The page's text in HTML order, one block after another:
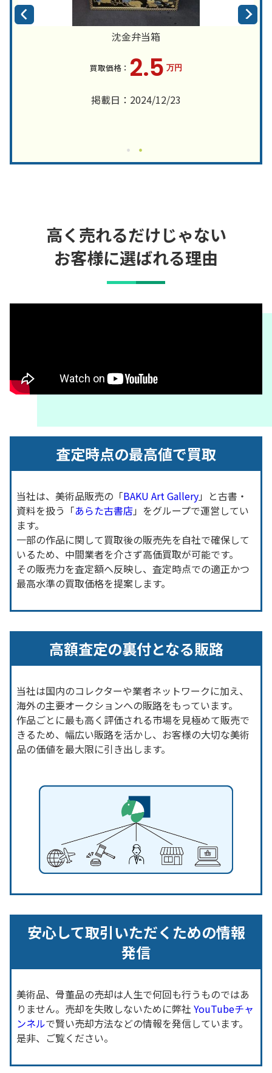
沈金弁当箱
2.5 万円
掲載日：2024/12/23
高く売れるだけじゃない
お客様に選ばれる理由
査定時点の最高値で買取
当社は、美術品販売の「BAKU Art Gallery」と古書・
資料を扱う「あらた古書店」をグループで運営してい
ます。
一部の作品に関して買取後の販売先を自社で確保して
いるため、中間業者を介さず高価買取が可能です。
その販売力を査定額へ反映し、査定時点での適正かつ
最高水準の買取価格を提案します。
高額査定の裏付となる販路
当社は国内のコレクターや業者ネットワークに加え、
海外の主要オークションへの販路をもっています。
作品ごとに最も高く評価される市場を見極めて販売で
きるため、幅広い販路を活かし、お客様の大切な美術
品の価値を最大限に引き出します。
安心して取引いただくための情報
発信
美術品、骨董品の売却は人生で何回も行うものではあ
りません。売却を失敗しないために弊社 YouTubeチャ
ンネルで賢い売却方法などの情報を発信しています。
是非、ご覧ください。